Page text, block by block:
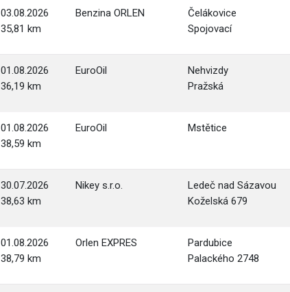
03.08.2026
35,81 km
Benzina ORLEN
Čelákovice
Spojovací
01.08.2026
36,19 km
EuroOil
Nehvizdy
Pražská
01.08.2026
38,59 km
EuroOil Mstětice
30.07.2026
38,63 km
Nikey s.r.o.
Ledeč nad Sázavou
Koželská 679
01.08.2026
38,79 km
Orlen EXPRES
Pardubice
Palackého 2748